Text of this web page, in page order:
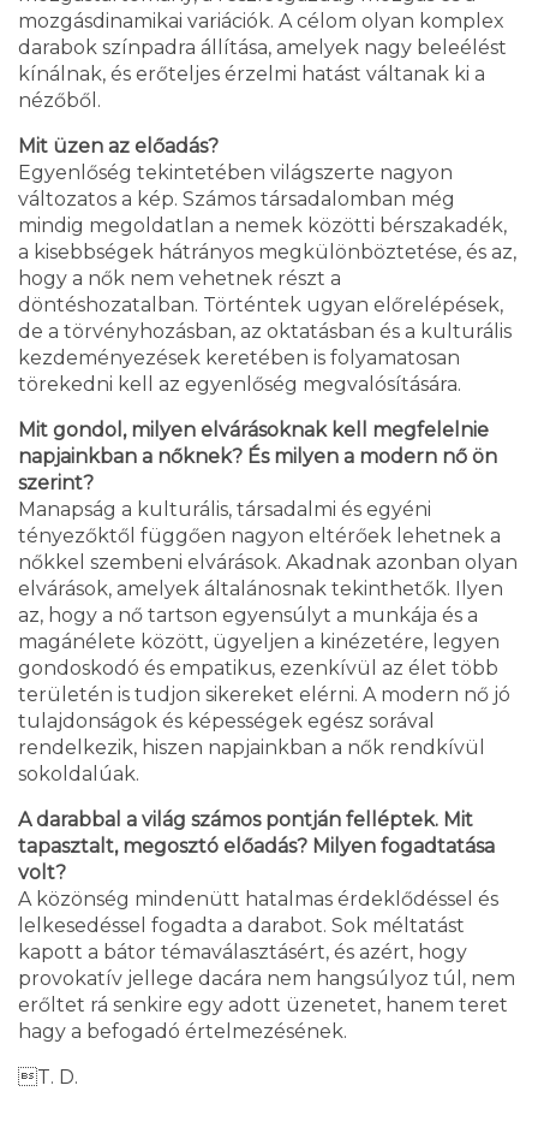
mozgásdinamikai variációk. A célom olyan komplex
darabok színpadra állítása, amelyek nagy beleélést
kínálnak, és erőteljes érzelmi hatást váltanak ki a
nézőből.
Mit üzen az előadás?
Egyenlőség tekintetében világszerte nagyon
változatos a kép. Számos társadalomban még
mindig megoldatlan a nemek közötti bérszakadék,
a kisebbségek hátrányos megkülönböztetése, és az,
hogy a nők nem vehetnek részt a
döntéshozatalban. Történtek ugyan előrelépések,
de a törvényhozásban, az oktatásban és a kulturális
kezdeményezések keretében is folyamatosan
törekedni kell az egyenlőség megvalósítására.
Mit gondol, milyen elvárásoknak kell megfelelnie
napjainkban a nőknek? És milyen a modern nő ön
szerint?
Manapság a kulturális, társadalmi és egyéni
tényezőktől függően nagyon eltérőek lehetnek a
nőkkel szembeni elvárások. Akadnak azonban olyan
elvárások, amelyek általánosnak tekinthetők. Ilyen
az, hogy a nő tartson egyensúlyt a munkája és a
magánélete között, ügyeljen a kinézetére, legyen
gondoskodó és empatikus, ezenkívül az élet több
területén is tudjon sikereket elérni. A modern nő jó
tulajdonságok és képességek egész sorával
rendelkezik, hiszen napjainkban a nők rendkívül
sokoldalúak.
A darabbal a világ számos pontján felléptek. Mit
tapasztalt, megosztó előadás? Milyen fogadtatása
volt?
A közönség mindenütt hatalmas érdeklődéssel és
lelkesedéssel fogadta a darabot. Sok méltatást
kapott a bátor témaválasztásért, és azért, hogy
provokatív jellege dacára nem hangsúlyoz túl, nem
erőltet rá senkire egy adott üzenetet, hanem teret
hagy a befogadó értelmezésének.
T. D.